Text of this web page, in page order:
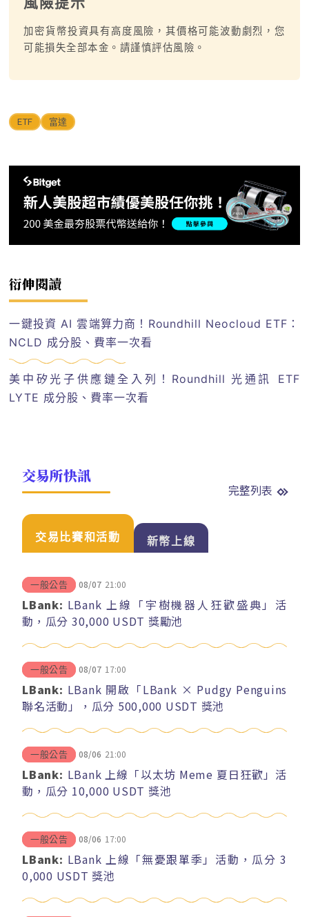
加密貨幣投資具有高度風險，其價格可能波動劇烈，您
可能損失全部本金。請謹慎評估風險。
ETF 富達
衍伸閱讀
一鍵投資 AI 雲端算力商！Roundhill Neocloud ETF：
NCLD 成分股、費率一次看
美中矽光子供應鏈全入列！Roundhill 光通訊 ETF
LYTE 成分股、費率一次看
交易所快訊
完整列表
交易比賽和活動 新幣上線
一般公告 08/07 21:00
LBank: LBank 上線「宇樹機器人狂歡盛典」活
動，瓜分 30,000 USDT 獎勵池
一般公告 08/07 17:00
LBank: LBank 開啟「LBank × Pudgy Penguins
聯名活動」，瓜分 500,000 USDT 獎池
一般公告 08/06 21:00
LBank: LBank 上線「以太坊 Meme 夏日狂歡」活
動，瓜分 10,000 USDT 獎池
一般公告 08/06 17:00
LBank: LBank 上線「無憂跟單季」活動，瓜分 3
0,000 USDT 獎池